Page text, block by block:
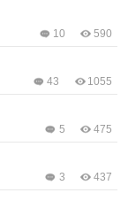
590
10
1055
43
475
5
437
3